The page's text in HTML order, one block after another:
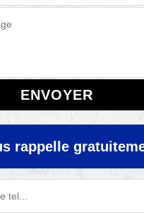
rappelle